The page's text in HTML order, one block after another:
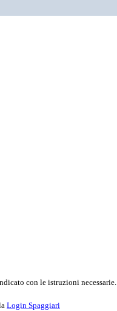
con le istruzioni necessarie.
Login Spaggiari